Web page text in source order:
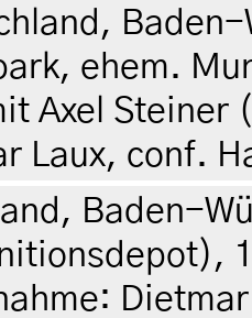
ehem.
Axel
Laux, conf.
Baden-